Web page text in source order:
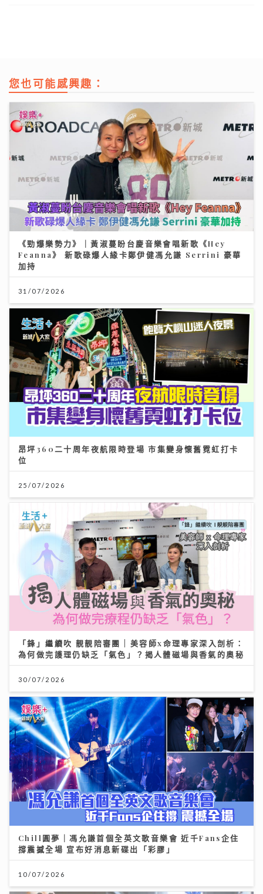
您也可能感興趣：
《勁爆樂勢力》｜黃淑蔓盼台慶音樂會唱新歌《Hey
Feanna》 新歌碌爆人緣卡鄭伊健馮允謙 Serrini 豪華
加持
31/07/2026
昂坪360二十周年夜航限時登場 市集變身懷舊霓虹打卡
位
25/07/2026
「鋒」繼續吹 靚靚陪審團 | 美容師x命理專家深入剖析：
為何做完護理仍缺乏「氣色」？揭人體磁場與香氣的奧秘
30/07/2026
Chill圓夢｜馮允謙首個全英文歌音樂會 近千Fans企住
撐震撼全場 宣布好消息新碟出「彩膠」
10/07/2026